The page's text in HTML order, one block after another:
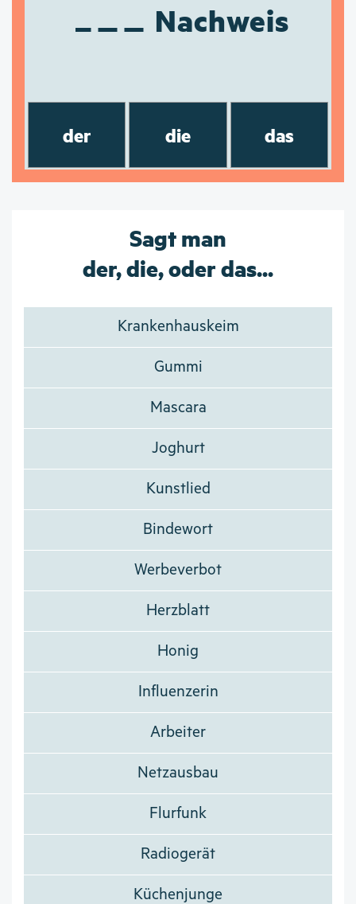
Nachweis
der die das
Sagt man
der, die, oder das...
Krankenhauskeim
Gummi
Mascara
Joghurt
Kunstlied
Bindewort
Werbeverbot
Herzblatt
Honig
Influenzerin
Arbeiter
Netzausbau
Flurfunk
Radiogerät
Küchenjunge